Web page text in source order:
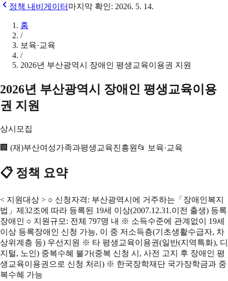
정책 내비게이터 마지막 확인: 2026. 5. 14.
홈
/
보육·교육
/
2026년 부산광역시 장애인 평생교육이용권 지원
2026년 부산광역시 장애인 평생교육이용
권 지원
상시모집
🏢 (재)부산여성가족과평생교육진흥원 📂 보육·교육
📋 정책 요약
< 지원대상 > ○ 신청자격: 부산광역시에 거주하는「장애인복지
법」제32조에 따라 등록된 19세 이상(2007.12.31.이전 출생) 등록
장애인 ○ 지원규모: 전체 797명 내 ※ 소득수준에 관계없이 19세
이상 등록장애인 신청 가능, 이 중 저소득층(기초생활수급자, 차
상위계층 등) 우선지원 ※ 타 평생교육이용권(일반(지역특화), 디
지털, 노인) 중복수혜 불가(중복 신청 시, 사전 고지 후 장애인 평
생교육이용권으로 신청 처리) ※ 한국장학재단 국가장학금과 중
복수혜 가능